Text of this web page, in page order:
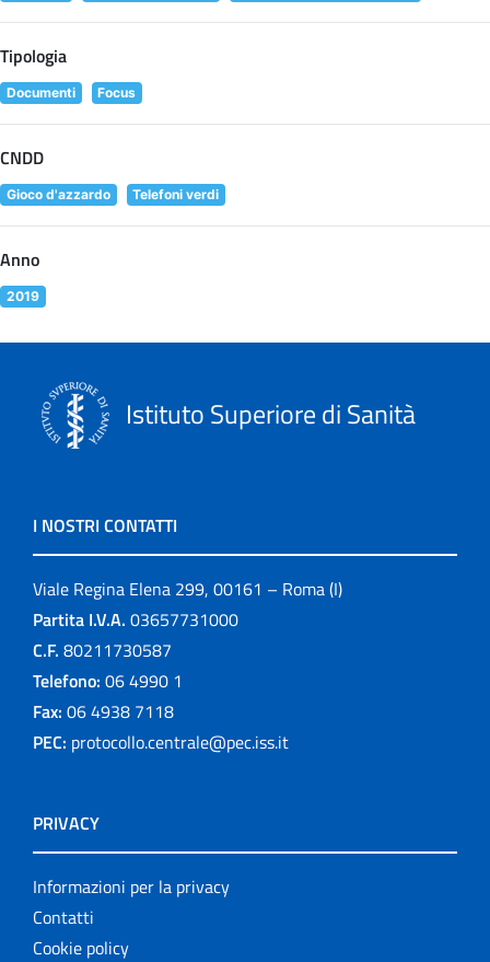
Tipologia
Documenti Focus
CNDD
Gioco d'azzardo Telefoni verdi
Anno
2019
Istituto Superiore di Sanità
I NOSTRI CONTATTI
Viale Regina Elena 299, 00161 – Roma (I)
Partita I.V.A. 03657731000
C.F. 80211730587
Telefono: 06 4990 1
Fax: 06 4938 7118
PEC: protocollo.centrale@pec.iss.it
PRIVACY
Informazioni per la privacy
Contatti
Cookie policy